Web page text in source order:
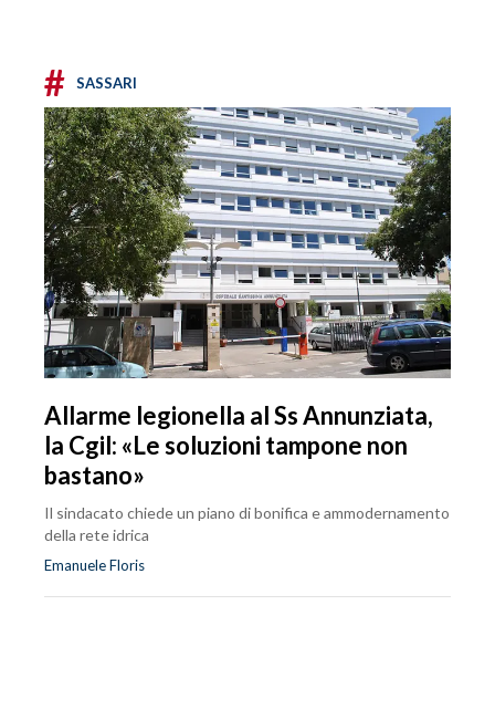
# SASSARI
Allarme legionella al Ss Annunziata,
la Cgil: «Le soluzioni tampone non
bastano»
Il sindacato chiede un piano di bonifica e ammodernamento
della rete idrica
Emanuele Floris